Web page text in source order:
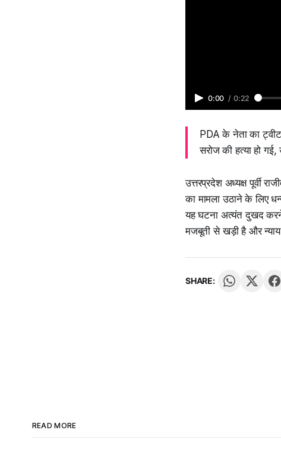
0:00 / 0:22
PDA के नेता का
सरोज की हत्या हो
उत्तरप्रदेश अध्यक्ष पूर्वी
का मामला उठाने के लिए
यह घटना अत्यंत दुखद करने
मजबूती से खड़ी है और न्याय
SHARE:
READ MORE